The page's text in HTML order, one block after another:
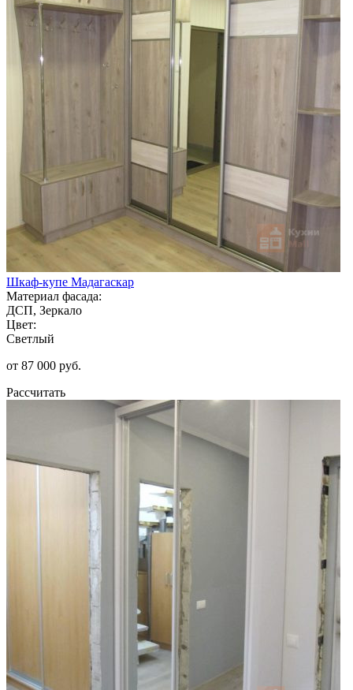
Шкаф-купе Мадагаскар
Материал фасада:
ДСП, Зеркало
Цвет:
Светлый
от 87 000 руб.
Рассчитать